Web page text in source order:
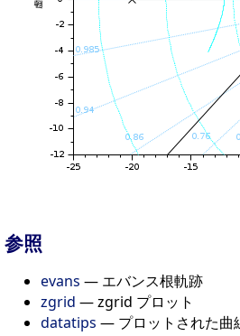
参照
evans — エバンス根軌跡
zgrid — zgrid プロット
datatips — プロットされた曲